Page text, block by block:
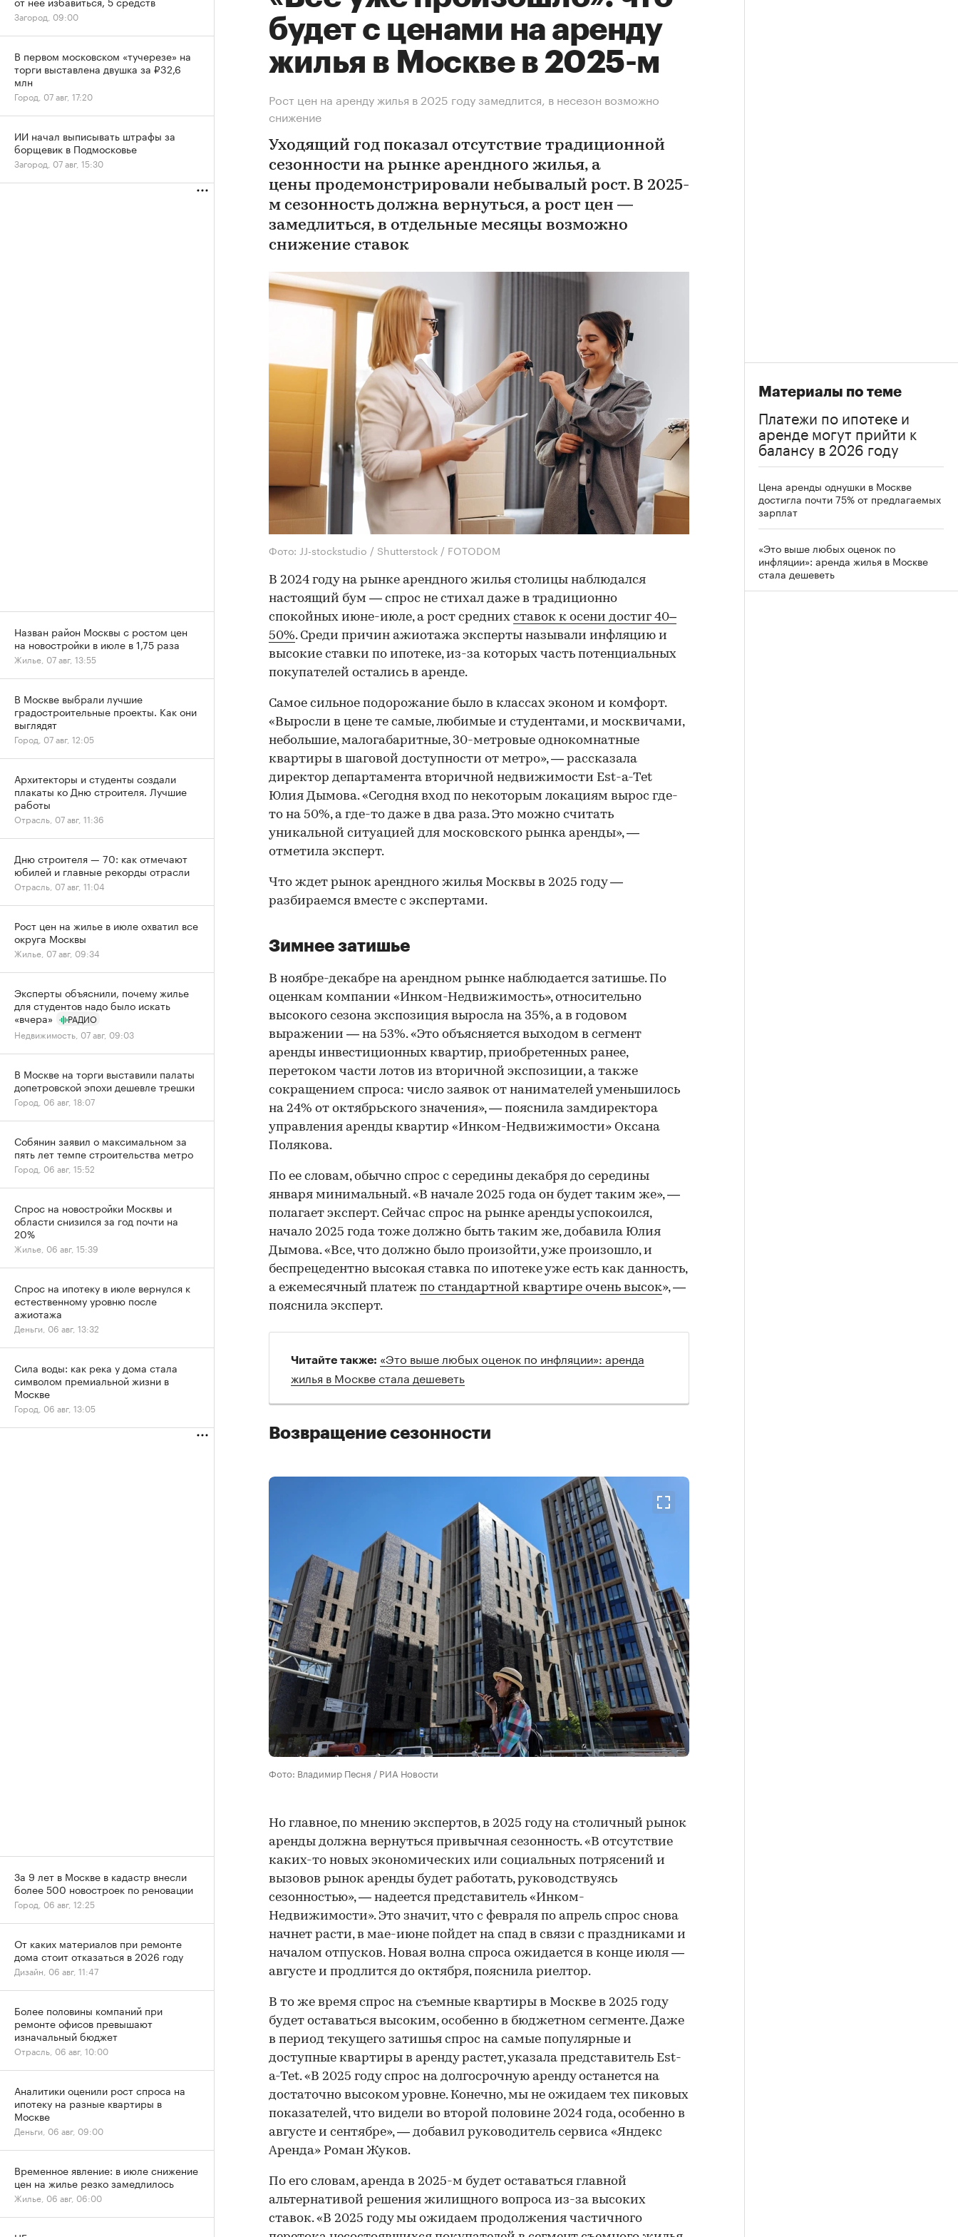
будет с ценами на аренду
жилья в Москве в 2025-м
Рост цен на аренду жилья в 2025 году замедлится, в несезон возможно
снижение
Уходящий год показал отсутствие традиционной
сезонности на рынке арендного жилья, а
цены продемонстрировали небывалый рост. В 2025-
м сезонность должна вернуться, а рост цен —
замедлиться, в отдельные месяцы возможно
снижение ставок
Фото: JJ-stockstudio / Shutterstock / FOTODOM
В 2024 году на рынке арендного жилья столицы наблюдался
настоящий бум — спрос не стихал даже в традиционно
спокойных июне-июле, а рост средних ставок к осени достиг 40–
50%. Среди причин ажиотажа эксперты называли инфляцию и
высокие ставки по ипотеке, из-за которых часть потенциальных
покупателей остались в аренде.
Самое сильное подорожание было в классах эконом и комфорт.
«Выросли в цене те самые, любимые и студентами, и москвичами,
небольшие, малогабаритные, 30-метровые однокомнатные
квартиры в шаговой доступности от метро», — рассказала
директор департамента вторичной недвижимости Est-a-Tet
Юлия Дымова. «Сегодня вход по некоторым локациям вырос где-
то на 50%, а где-то даже в два раза. Это можно считать
уникальной ситуацией для московского рынка аренды», —
отметила эксперт.
Что ждет рынок арендного жилья Москвы в 2025 году —
разбираемся вместе с экспертами.
Зимнее затишье
В ноябре-декабре на арендном рынке наблюдается затишье. По
оценкам компании «Инком-Недвижимость», относительно
высокого сезона экспозиция выросла на 35%, а в годовом
выражении — на 53%. «Это объясняется выходом в сегмент
аренды инвестиционных квартир, приобретенных ранее,
перетоком части лотов из вторичной экспозиции, а также
сокращением спроса: число заявок от нанимателей уменьшилось
на 24% от октябрьского значения», — пояснила замдиректора
управления аренды квартир «Инком-Недвижимости» Оксана
Полякова.
По ее словам, обычно спрос с середины декабря до середины
января минимальный. «В начале 2025 года он будет таким же», —
полагает эксперт. Сейчас спрос на рынке аренды успокоился,
начало 2025 года тоже должно быть таким же, добавила Юлия
Дымова. «Все, что должно было произойти, уже произошло, и
беспрецедентно высокая ставка по ипотеке уже есть как данность,
а ежемесячный платеж по стандартной квартире очень высок», —
пояснила эксперт.
Читайте также: «Это выше любых оценок по инфляции»: аренда
жилья в Москве стала дешеветь
Возвращение сезонности
Фото: Владимир Песня / РИА Новости
Но главное, по мнению экспертов, в 2025 году на столичный рынок
аренды должна вернуться привычная сезонность. «В отсутствие
каких-то новых экономических или социальных потрясений и
вызовов рынок аренды будет работать, руководствуясь
сезонностью», — надеется представитель «Инком-
Недвижимости». Это значит, что с февраля по апрель спрос снова
начнет расти, в мае-июне пойдет на спад в связи с праздниками и
началом отпусков. Новая волна спроса ожидается в конце июля —
августе и продлится до октября, пояснила риелтор.
В то же время спрос на съемные квартиры в Москве в 2025 году
будет оставаться высоким, особенно в бюджетном сегменте. Даже
в период текущего затишья спрос на самые популярные и
доступные квартиры в аренду растет, указала представитель Est-
a-Tet. «В 2025 году спрос на долгосрочную аренду останется на
достаточно высоком уровне. Конечно, мы не ожидаем тех пиковых
показателей, что видели во второй половине 2024 года, особенно в
августе и сентябре», — добавил руководитель сервиса «Яндекс
Аренда» Роман Жуков.
По его словам, аренда в 2025-м будет оставаться главной
альтернативой решения жилищного вопроса из-за высоких
ставок. «В 2025 году мы ожидаем продолжения частичного
Материалы по теме
Платежи по ипотеке и
аренде могут прийти к
балансу в 2026 году
Цена аренды однушки в Москве
достигла почти 75% от предлагаемых
зарплат
«Это выше любых оценок по
инфляции»: аренда жилья в Москве
стала дешеветь
Загород, 09:00
В первом московском «тучерезе» на
торги выставлена двушка за ₽32,6
млн
Город, 07 авг, 17:20
ИИ начал выписывать штрафы за
борщевик в Подмосковье
Загород, 07 авг, 15:30
Назван район Москвы с ростом цен
на новостройки в июле в 1,75 раза
Жилье, 07 авг, 13:55
В Москве выбрали лучшие
градостроительные проекты. Как они
выглядят
Город, 07 авг, 12:05
Архитекторы и студенты создали
плакаты ко Дню строителя. Лучшие
работы
Отрасль, 07 авг, 11:36
Дню строителя — 70: как отмечают
юбилей и главные рекорды отрасли
Отрасль, 07 авг, 11:04
Рост цен на жилье в июле охватил все
округа Москвы
Жилье, 07 авг, 09:34
Эксперты объяснили, почему жилье
для студентов надо было искать
«вчера»
РАДИО
Недвижимость, 07 авг, 09:03
В Москве на торги выставили палаты
допетровской эпохи дешевле трешки
Город, 06 авг, 18:07
Собянин заявил о максимальном за
пять лет темпе строительства метро
Город, 06 авг, 15:52
Спрос на новостройки Москвы и
области снизился за год почти на
20%
Жилье, 06 авг, 15:39
Спрос на ипотеку в июле вернулся к
естественному уровню после
ажиотажа
Деньги, 06 авг, 13:32
Сила воды: как река у дома стала
символом премиальной жизни в
Москве
Город, 06 авг, 13:05
За 9 лет в Москве в кадастр внесли
более 500 новостроек по реновации
Город, 06 авг, 12:25
От каких материалов при ремонте
дома стоит отказаться в 2026 году
Дизайн, 06 авг, 11:47
Более половины компаний при
ремонте офисов превышают
изначальный бюджет
Отрасль, 06 авг, 10:00
Аналитики оценили рост спроса на
ипотеку на разные квартиры в
Москве
Деньги, 06 авг, 09:00
Временное явление: в июле снижение
цен на жилье резко замедлилось
Жилье, 06 авг, 06:00